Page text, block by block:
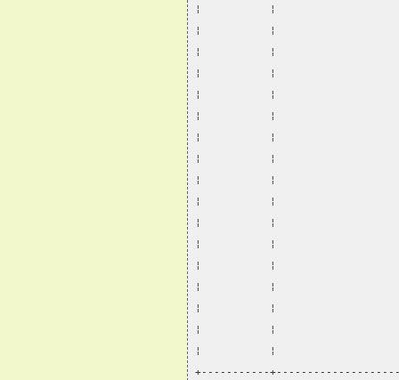
¦           ¦
¦           ¦
¦           ¦
¦           ¦
¦           ¦
¦           ¦
¦           ¦
¦           ¦
¦           ¦
¦           ¦
¦           ¦
¦           ¦
¦           ¦
¦           ¦
¦           ¦
¦           ¦
¦           ¦
+-----------